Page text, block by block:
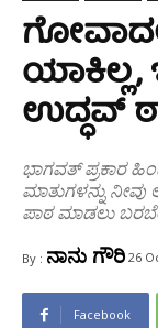
ಯಾಕಿಲ್ಲ,
ಉದ್ಧವ್
ಭಾಗವತ್ ಪ್ರಕಾರ
ಮಾತುಗಳನ್ನು
ಪಾಠ ಮಾಡಲು
By : ನಾನು ಗೌರಿ 26
Facebook